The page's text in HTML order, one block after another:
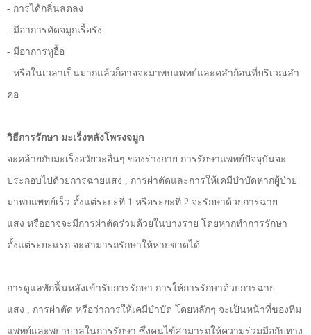
- การได้กลิ่นลดลง
- มีอาการคัดจมูกเรื้อรัง
- มีอาการหูอื้อ
- หรือในเวลาเป็นมากแล้วก็อาจจะมาพบแพทย์และคลำก้อนที่บริเวณลำ
คอ
วิธีการรักษา มะเร็งหลังโพรงจมูก
จะคล้ายกับมะเร็งอวัยวะอื่นๆ ของร่างกาย การรักษาแพทย์ปัจจุบันจะ
ประกอบไปด้วยการฉายแสง การผ่าตัดและการให้เคมีบำบัดหากผู้ป่วย
มาพบแพทย์เร็ว ตั้งแต่ระยะที่ 1 หรือระยะที่ 2 จะรักษาด้วยการฉาย
แสง หรืออาจจะมีการผ่าตัดร่วมด้วยในบางราย โดยหากทำการรักษา
ตั้งแต่ระยะแรก จะสามารถรักษาให้หายขาดได้
การดูแลพักฟื้นหลังเข้ารับการรักษา การให้การรักษาด้วยการฉาย
แสง การผ่าตัด หรือว่าการให้เคมีบำบัด โดยหลักๆ จะเป็นหน้าที่ของทีม
แพทย์และพยาบาลในการรักษา ซึ่งคนไข้สามารถให้ความร่วมมือกับทาง